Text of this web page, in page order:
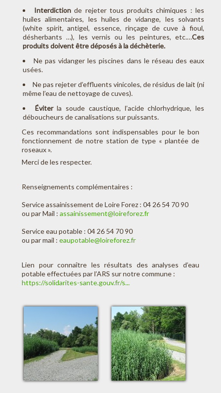
Interdiction de rejeter tous produits chimiques : les
huiles alimentaires, les huiles de vidange, les solvants
(white spirit, antigel, essence, rinçage de cuve à fioul,
désherbants …), les vernis ou les peintures, etc.…Ces
produits doivent être déposés à la déchèterie.
Ne pas vidanger les piscines dans le réseau des eaux
usées.
Ne pas rejeter d’effluents vinicoles, de résidus de lait (ni
même l’eau de nettoyage de cuves).
Éviterla soude caustique, l’acide chlorhydrique, les
déboucheurs de canalisations sur puissants.
Ces recommandations sont indispensables pour le bon
fonctionnement de notre station de type « plantée de
roseaux ».
Merci de les respecter.
Renseignements complémentaires :
Service assainissement de Loire Forez : 04 26 54 70 90
ou par Mail : assainissement@loireforez.fr
Service eau potable : 04 26 54 70 90
ou par mail : eaupotable@loireforez.fr
Lien pour connaître les résultats des analyses d’eau
potable effectuées par l’ARS sur notre commune :
https://solidarites-sante.gouv.fr/s...